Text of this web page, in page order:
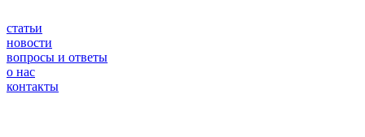
статьи
новости
вопросы и ответы
о нас
контакты